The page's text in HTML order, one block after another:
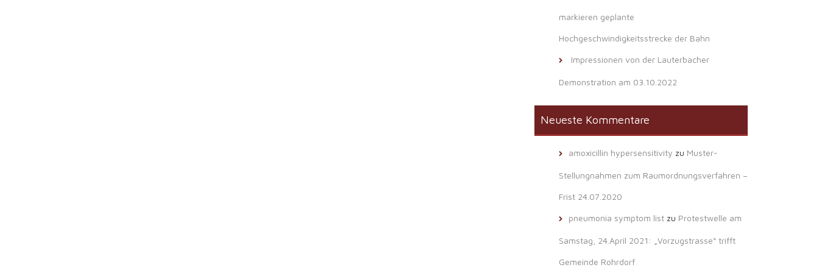
markieren geplante
Hochgeschwindigkeitsstrecke der Bahn
Impressionen von der Lauterbacher
Demonstration am 03.10.2022
Neueste Kommentare
amoxicillin hypersensitivity zu Muster-
Stellungnahmen zum Raumordnungsverfahren –
Frist 24.07.2020
pneumonia symptom list zu Protestwelle am
Samstag, 24.April 2021: „Vorzugstrasse“ trifft
Gemeinde Rohrdorf